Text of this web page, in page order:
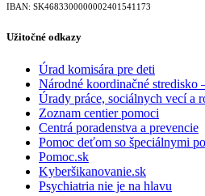
IBAN: SK46833000000­02401541173
Užitočné odkazy
Úrad komisára pre deti
Národné koordinačné stredisko
Úrady práce, sociálnych vecí a
Zoznam centier pomoci
Centrá poradenstva a prevencie
Pomoc deťom so špeciálnymi
Pomoc.sk
Kyberšikanovanie.sk
Psychiatria nie je na hlavu